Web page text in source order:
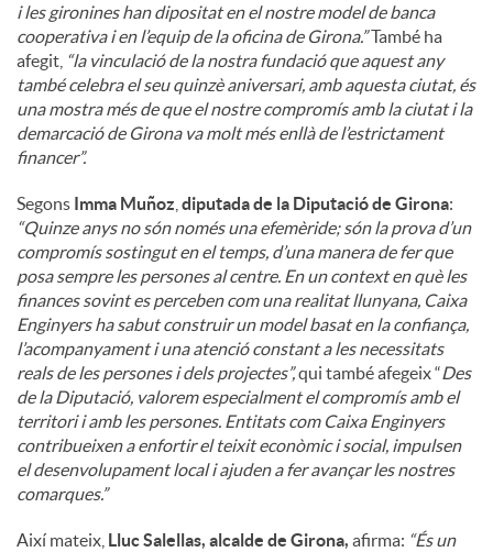
i les gironines han dipositat en el nostre model de banca
cooperativa i en l’equip de la oficina de Girona.”També ha
afegit, “la vinculació de la nostra fundació que aquest any
també celebra el seu quinzè aniversari, amb aquesta ciutat, és
una mostra més de que el nostre compromís amb la ciutat i la
demarcació de Girona va molt més enllà de l’estrictament
financer”.
Segons Imma Muñoz diputada de la Diputació de Girona:
“Quinze anys no són només una efemèride; són la prova d’un
compromís sostingut en el temps, d’una manera de fer que
posa sempre les persones al centre. En un context en què les
finances sovint es perceben com una realitat llunyana, Caixa
Enginyers ha sabut construir un model basat en la confiança,
l’acompanyament i una atenció constant a les necessitats
reals de les persones i dels projectes”,qui també afegeix “Des
de la Diputació, valorem especialment el compromís amb el
territori i amb les persones. Entitats com Caixa Enginyers
contribueixen a enfortir el teixit econòmic i social, impulsen
el desenvolupament local i ajuden a fer avançar les nostres
comarques.”
Així mateix, Lluc Salellas, alcalde de Girona, afirma: “És un